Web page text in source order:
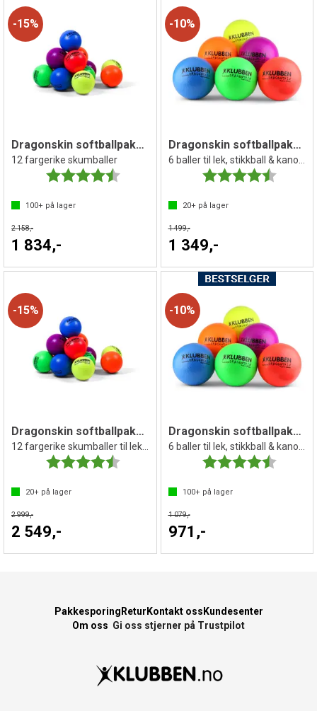
15%
Dragonskin softballpakke 16 cm | 12 stk
12 fargerike skumballer
Karakter:
4.6 av 5 mulige
100+ på lager
2 158,-
1 834,-
10%
Dragonskin softballpakke 18 cm | 6 stk
6 baller til lek, stikkball & kanonball
Karakter:
20+på lager
1 499,-
1 349,-
15%
Dragonskin softballpakke 18 cm | 12 stk
Karakter:
4.8 av 5 mulige
20+ på lager
2 999,-
2 549,-
10%
Dragonskin softballpakke 16 cm | 6 stk
Karakter:
100+på lager
1 079,-
971,-
Pakkesporing Retur Kontakt oss Kundesenter
Om oss Gi oss stjerner på Trustpilot